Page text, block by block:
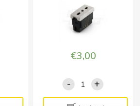
€3,00
-
Frutto
Presa
+